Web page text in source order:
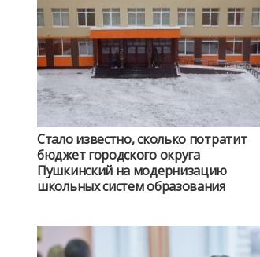
Стало известно, сколько потратит
бюджет городского округа
Пушкинский на модернизацию
школьных систем образования